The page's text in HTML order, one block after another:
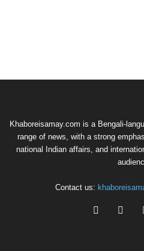
Khaboreisamay.com is a Bengali-
range of news, with a strong
national Indian affairs, and
Contact us: